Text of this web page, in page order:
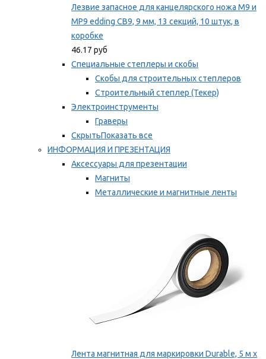
Лезвие запасное для канцелярского ножа M9 и
MP9 edding CB9, 9 мм, 13 секций, 10 штук, в
коробке
46.17 руб
Специальные степлеры и скобы
Скобы для строительных степлеров
Строительный степлер (Текер)
Электроинструменты
Граверы
СкрытьПоказать все
ИНФОРМАЦИЯ И ПРЕЗЕНТАЦИЯ
Аксессуары для презентации
Магниты
Металлические и магнитные ленты
Лента магнитная для маркировки Durable, 5 м х